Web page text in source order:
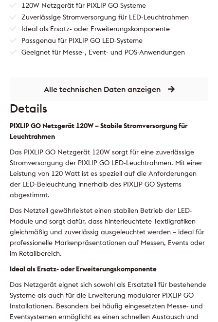
120W Netzgerät für PIXLIP GO Systeme
Zuverlässige Stromversorgung für LED-Leuchtrahmen
Ideal als Ersatz- oder Erweiterungskomponente
Passgenau für PIXLIP GO LED-Systeme
Geeignet für Messe-, Event- und POS-Anwendungen
Alle technischen Daten anzeigen
Details
PIXLIP GO Netzgerät 120W – Stabile Stromversorgung für
Leuchtrahmen
Das PIXLIP GO Netzgerät 120W sorgt für eine zuverlässige
Stromversorgung der PIXLIP GO LED-Leuchtrahmen. Mit einer
Leistung von 120 Watt ist es speziell auf die Anforderungen
der LED-Beleuchtung innerhalb des PIXLIP GO Systems
abgestimmt.
Das Netzteil gewährleistet einen stabilen Betrieb der LED-
Module und sorgt dafür, dass hinterleuchtete Textilgrafiken
gleichmäßig und zuverlässig ausgeleuchtet werden – ideal für
professionelle Markenpräsentationen auf Messen, Events oder
im Retailbereich.
Ideal als Ersatz- oder Erweiterungskomponente
Das Netzgerät eignet sich sowohl als Ersatzteil für bestehende
Systeme als auch für die Erweiterung modularer PIXLIP GO
Installationen. Besonders bei häufig eingesetzten Messe- und
Eventsystemen ermöglicht es einen schnellen Austausch und